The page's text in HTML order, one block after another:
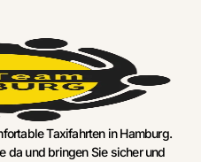
Taxifahrten in Hamburg.
da und bringen Sie sicher und